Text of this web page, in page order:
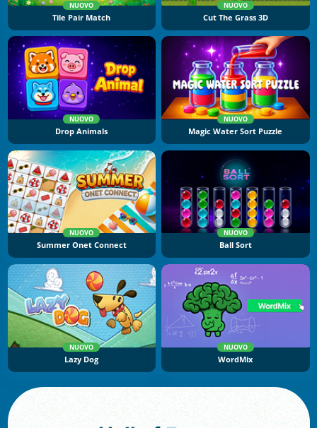
NUOVO
Tile Pair Match
NUOVO
Cut The Grass 3D
NUOVO
Drop Animals
NUOVO
Magic Water Sort Puzzle
NUOVO
Summer Onet Connect
NUOVO
Ball Sort
NUOVO
Lazy Dog
NUOVO
WordMix